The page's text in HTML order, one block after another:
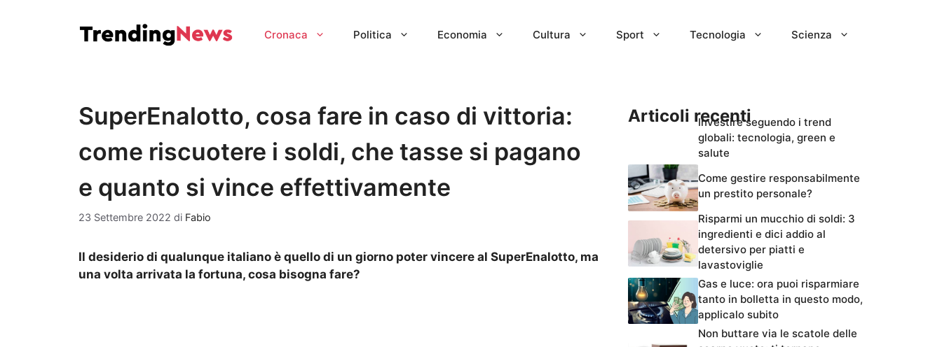
Cronaca Politica Economia Cultura Sport Tecnologia Scienza
SuperEnalotto, cosa fare in caso di vittoria:
come riscuotere i soldi, che tasse si pagano
e quanto si vince effettivamente
23 Settembre 2022 di Fabio
Il desiderio di qualunque italiano è quello di un giorno poter vincere al SuperEnalotto, ma
una volta arrivata la fortuna, cosa bisogna fare?
Articoli recentiInvestire seguendo i trend
globali: tecnologia, green e
salute
Come gestire responsabilmente
un prestito personale?
Risparmi un mucchio di soldi: 3
ingredienti e dici addio al
detersivo per piatti e
lavastoviglie
Gas e luce: ora puoi risparmiare
tanto in bolletta in questo modo,
applicalo subito
Non buttare via le scatole delle